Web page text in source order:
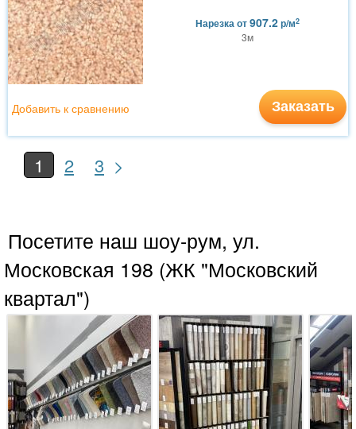
Нарезкаот907.2р/м2
3м
Заказать
Добавить к сравнению
1 2 3 >
Посетите наш шоу-рум, ул.
Московская 198 (ЖК "Московский
квартал")